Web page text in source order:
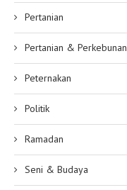
Pertanian
Pertanian & Perkebunan
Peternakan
Politik
Ramadan
Seni & Budaya